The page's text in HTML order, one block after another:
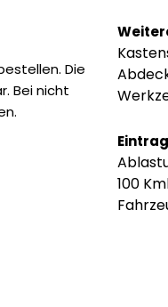
Die
Bei nicht
100